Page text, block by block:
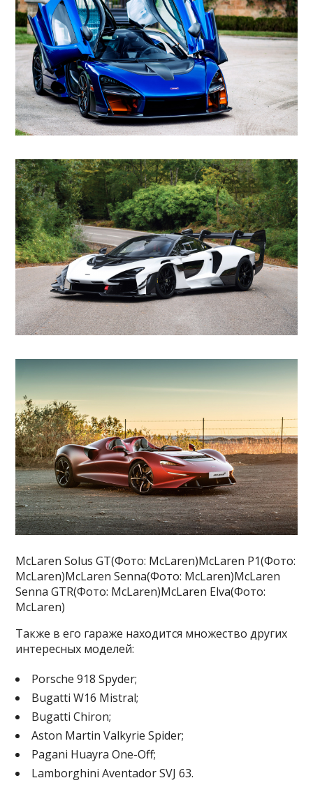
McLaren Solus GT(Фото: McLaren)McLaren P1(Фото:
McLaren)McLaren Senna(Фото: McLaren)McLaren
Senna GTR(Фото: McLaren)McLaren Elva(Фото:
McLaren)
Также в его гараже находится множество других
интересных моделей:
Porsche 918 Spyder;
Bugatti W16 Mistral;
Bugatti Chiron;
Aston Martin Valkyrie Spider;
Pagani Huayra One-Off;
Lamborghini Aventador SVJ 63.